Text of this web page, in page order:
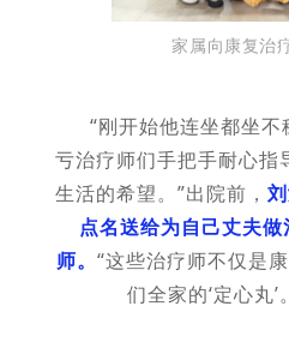
家属向康复治
“刚开始他连坐都坐
亏治疗师们手把手耐心指
生活的希望。”出院前，
点名送给为自己丈夫
师。 “这些治疗师不仅是
们全家的‘定心丸’